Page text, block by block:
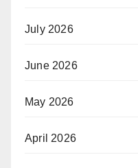
July 2026
June 2026
May 2026
April 2026